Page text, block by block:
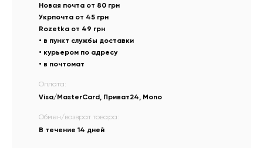
Новая почта от 80 грн
Укрпочта от 45 грн
Rozetka от 49 грн
• в пункт службы доставки
• курьером по адресу
• в почтомат
Оплата:
Visa/MasterCard, Приват24, Mono
Обмен/возврат товара:
В течение 14 дней